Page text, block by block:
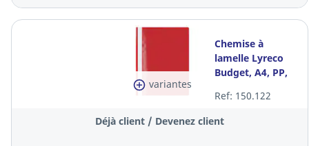
variantes
Chemise à
lamelle Lyreco
Budget, A4, PP,
Ref: 150.122
Déjà client / Devenez client